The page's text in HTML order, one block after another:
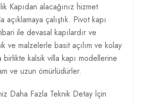
Kapıdan alacağınız hizmet
açıklamaya çalıştık. Pivot kapı
ile devasal kapılardır ve
ve malzelerle basit açılım ve kolay
birlikte kalsik villa kapı modellerine
ve uzun ömürlüdürler.
Daha Fazla Teknik Detay İçin